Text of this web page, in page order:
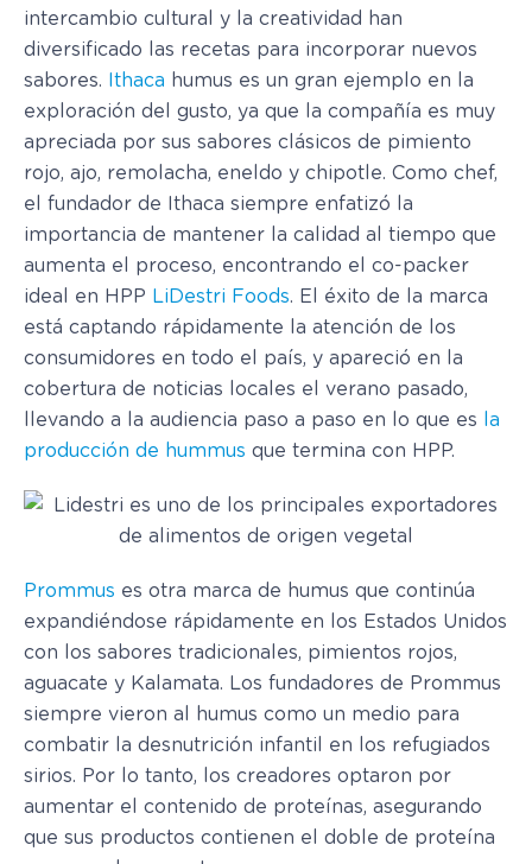
intercambio cultural y la creatividad han
diversificado las recetas para incorporar nuevos
sabores.
Ithaca humus es un gran ejemplo en la
exploración del gusto, ya que la compañía es muy
apreciada por sus sabores clásicos de pimiento
rojo, ajo, remolacha, eneldo y chipotle. Como chef,
el fundador de Ithaca siempre enfatizó la
importancia de mantener la calidad al tiempo que
aumenta el proceso, encontrando el co-packer
ideal en HPP LiDestri Foods. El éxito de la marca
está captando rápidamente la atención de los
consumidores en todo el país, y apareció en la
cobertura de noticias locales el verano pasado,
llevando a la audiencia paso a paso en lo que es
la
producción de hummus que termina con HPP.
Prommus es otra marca de humus que continúa
expandiéndose rápidamente en los Estados Unidos
con los sabores tradicionales, pimientos rojos,
aguacate y Kalamata. Los fundadores de Prommus
siempre vieron al humus como un medio para
combatir la desnutrición infantil en los refugiados
sirios. Por lo tanto, los creadores optaron por
aumentar el contenido de proteínas, asegurando
que sus productos contienen el doble de proteína